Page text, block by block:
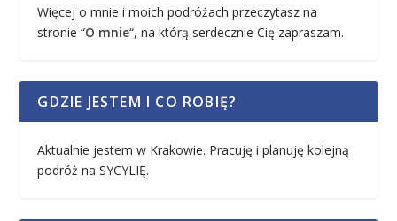
Więcej o mnie i moich podróżach przeczytasz na
stronie “O mnie“, na którą serdecznie Cię zapraszam.
GDZIE JESTEM I CO ROBIĘ?
Aktualnie jestem w Krakowie. Pracuję i planuję kolejną
podróż na SYCYLIĘ.